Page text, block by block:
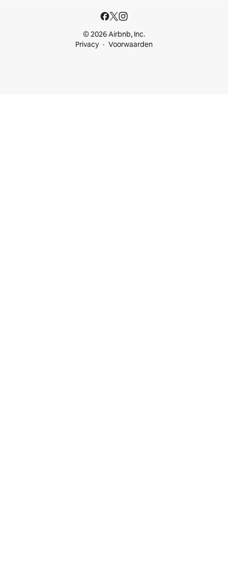
© 2026 Airbnb, Inc.
Privacy
Voorwaarden